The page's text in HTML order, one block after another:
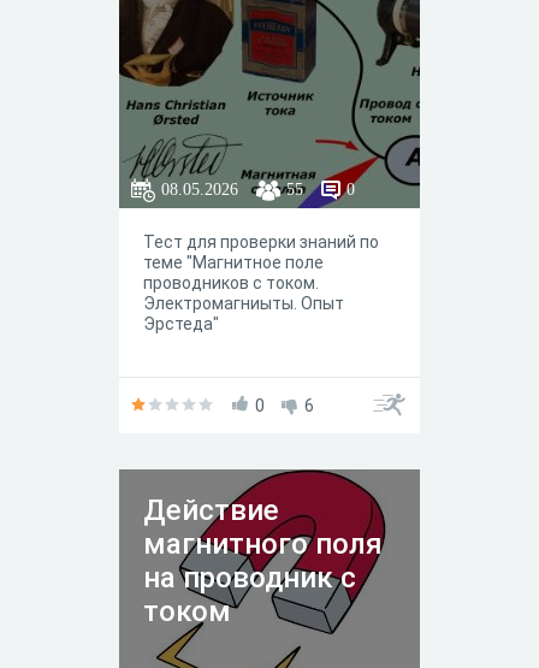
08.05.2026 55 0
Тест для проверки знаний по
теме "Магнитное поле
проводников с током.
Электромагниыты. Опыт
Эрстеда"
0 6
Действие
магнитного поля
на проводник с
током